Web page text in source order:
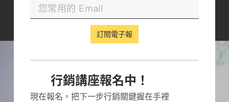
訂閱電子報
行銷講座報名中！
現在報名，把下一步行銷關鍵握在手裡
立即諮詢